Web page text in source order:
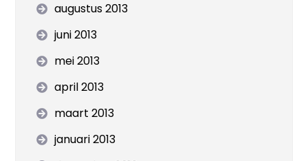
augustus 2013
juni 2013
mei 2013
april 2013
maart 2013
januari 2013